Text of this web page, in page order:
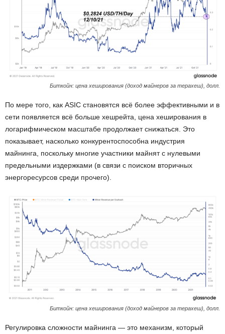
Биткойн: цена хеширования (доход майнеров за терахеш), долл.
По мере того, как ASIC становятся всё более эффективными и в
сети появляется всё больше хешрейта, цена хеширования в
логарифмическом масштабе продолжает снижаться. Это
показывает, насколько конкурентоспособна индустрия
майнинга, поскольку многие участники майнят с нулевыми
предельными издержками (в связи с поиском вторичных
энергоресурсов среди прочего).
Биткойн: цена хеширования (доход майнеров за терахеш), долл.
Регулировка сложности майнинга — это механизм, который